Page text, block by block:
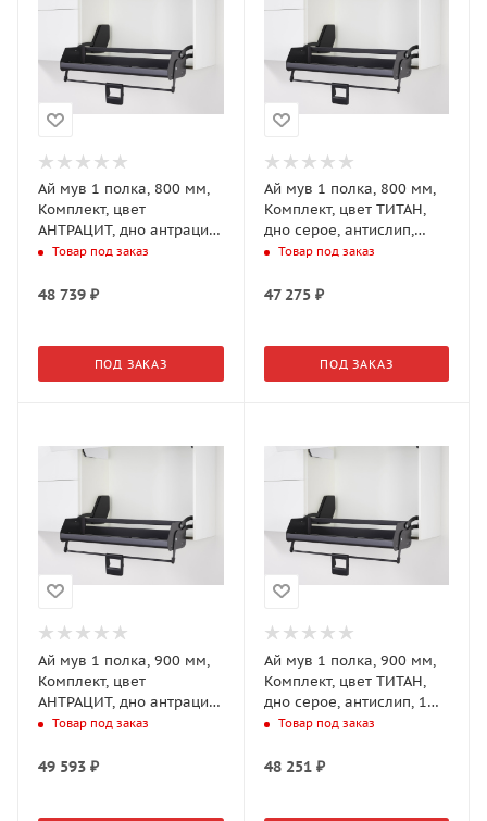
Ай мув 1 полка, 800 мм,
Комплект, цвет
АНТРАЦИТ, дно антрацит,
антислип, 1 уп.
Товар под заказ
48 739 ₽
ПОД ЗАКАЗ
Ай мув 1 полка, 800 мм,
Комплект, цвет ТИТАН,
дно серое, антислип,
антислип, 1 уп.
Товар под заказ
47 275₽
ПОД ЗАКАЗ
Ай мув 1 полка, 900 мм,
Комплект, цвет
АНТРАЦИТ, дно антрацит,
антислип, 1 уп.
Товар под заказ
49 593 ₽
Ай мув 1 полка, 900 мм,
Комплект, цвет ТИТАН,
дно серое, антислип, 1
уп. (0217060102)
Товар под заказ
48 251₽